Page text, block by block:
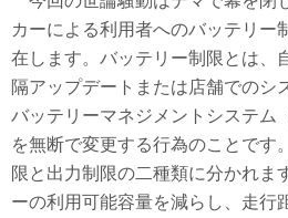
カーによる利用者へのバッテリー
在します。バッテリー制限とは、
隔アップデートまたは店舗でのシ
バッテリーマネジメントシステム
を無断で変更する行為のことです
限と出力制限の二種類に分かれま
ーの利用可能容量を減らし、走行